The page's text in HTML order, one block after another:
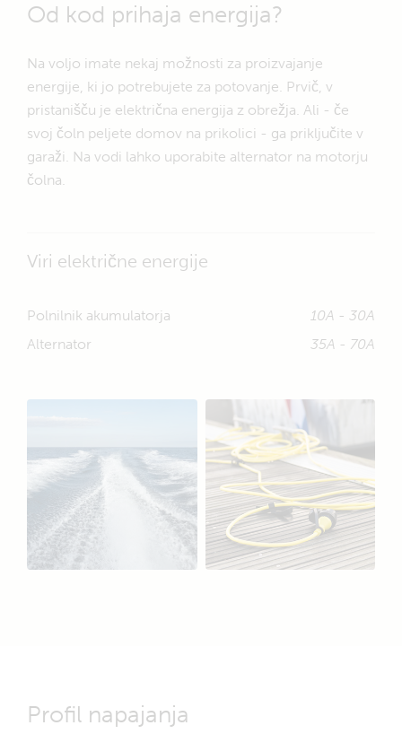
Od kod prihaja energija?
Na voljo imate nekaj možnosti za proizvajanje
energije, ki jo potrebujete za potovanje. Prvič, v
pristanišču je električna energija z obrežja. Ali - če
svoj čoln peljete domov na prikolici - ga priključite v
garaži. Na vodi lahko uporabite alternator na motorju
čolna.
Viri električne energije
Polnilnik akumulatorja
10A - 30A
Alternator
35A - 70A
Profil napajanja